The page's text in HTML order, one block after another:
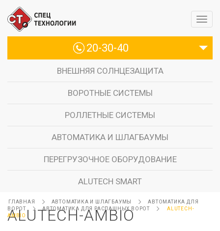
20-30-40
ВНЕШНЯЯ СОЛНЦЕЗАЩИТА
ВОРОТНЫЕ СИСТЕМЫ
РОЛЛЕТНЫЕ СИСТЕМЫ
АВТОМАТИКА И ШЛАГБАУМЫ
ПЕРЕГРУЗОЧНОЕ ОБОРУДОВАНИЕ
ALUTECH SMART
ГЛАВНАЯ АВТОМАТИКА И ШЛАГБАУМЫ
АВТОМАТИКА ДЛЯ
ВОРОТ
АВТОМАТИКА ДЛЯ РАСПАШНЫХ ВОРОТ
ALUTECH-
AMBIO
ALUTECH-AMBIO